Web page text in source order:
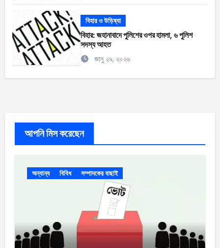
বিহার ও উড়িষ্যা
বিহার: জহানাবাদে পুলিশের ওপর হামলা, ৬ পুলিশ
সদস্য আহত
জানু ২৯, ২০২৬
আপনি মিস করেছেন
অন্যান্য বিবিধ সম্পাদকের বাছাই